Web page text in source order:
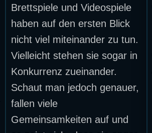
Brettspiele und Videospiele
haben auf den ersten Blick
nicht viel miteinander zu tun.
Vielleicht stehen sie sogar in
Konkurrenz zueinander.
Schaut man jedoch genauer,
fallen viele
Gemeinsamkeiten auf und